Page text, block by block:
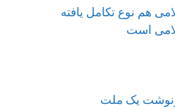
هم نوع تکامل یافته
است
یک ملت